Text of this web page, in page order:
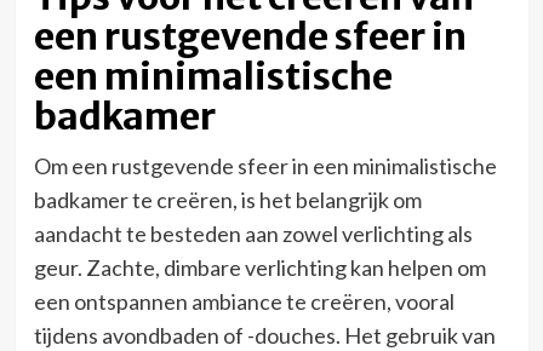
een rustgevende sfeer in
een minimalistische
badkamer
Om een rustgevende sfeer in een minimalistische
badkamer te creëren, is het belangrijk om
aandacht te besteden aan zowel verlichting als
geur. Zachte, dimbare verlichting kan helpen om
een ontspannen ambiance te creëren, vooral
tijdens avondbaden of -douches. Het gebruik van